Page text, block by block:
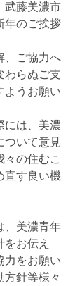
武藤美濃市
年のご挨拶
、ご協力へ
わらぬご支
ようお願い
には、美濃
ついて意見
々の住むこ
直す良い機
、美濃青年
お伝え
力をお願い
方針等様々